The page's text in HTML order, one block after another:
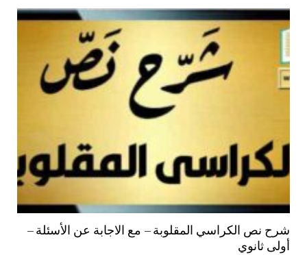
شرح نص الكراسي المقلوبة – مع الاجابة عن الأسئلة –
أولى ثانوي